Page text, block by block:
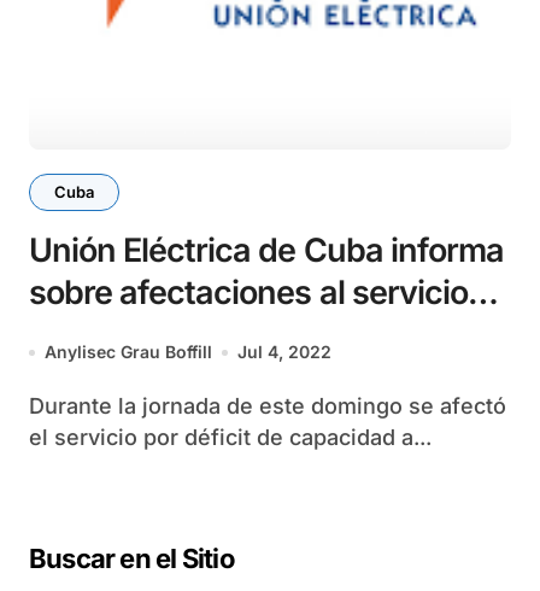
Cuba
Unión Eléctrica de Cuba informa
sobre afectaciones al servicio
eléctrico
Anylisec Grau Boffill Jul 4, 2022
Durante la jornada de este domingo se afectó
el servicio por déficit de capacidad a...
Buscar en el Sitio